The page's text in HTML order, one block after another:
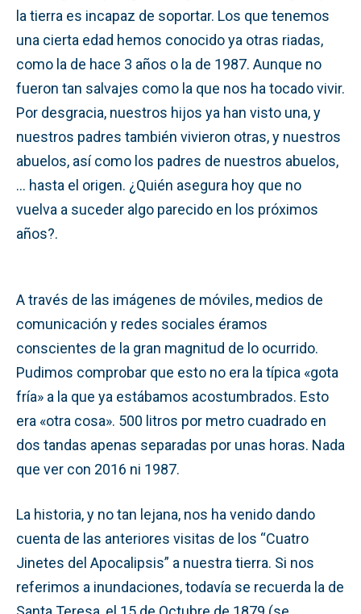
la tierra es incapaz de soportar. Los que tenemos
una cierta edad hemos conocido ya otras riadas,
como la de hace 3 años o la de 1987. Aunque no
fueron tan salvajes como la que nos ha tocado vivir.
Por desgracia, nuestros hijos ya han visto una, y
nuestros padres también vivieron otras, y nuestros
abuelos, así como los padres de nuestros abuelos,
… hasta el origen. ¿Quién asegura hoy que no
vuelva a suceder algo parecido en los próximos
años?.
A través de las imágenes de móviles, medios de
comunicación y redes sociales éramos
conscientes de la gran magnitud de lo ocurrido.
Pudimos comprobar que esto no era la típica «gota
fría» a la que ya estábamos acostumbrados. Esto
era «otra cosa». 500 litros por metro cuadrado en
dos tandas apenas separadas por unas horas. Nada
que ver con 2016 ni 1987.
La historia, y no tan lejana, nos ha venido dando
cuenta de las anteriores visitas de los “Cuatro
Jinetes del Apocalipsis” a nuestra tierra. Si nos
referimos a inundaciones, todavía se recuerda la de